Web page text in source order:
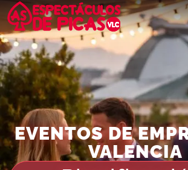
EVENTOS DE
VALENCIA